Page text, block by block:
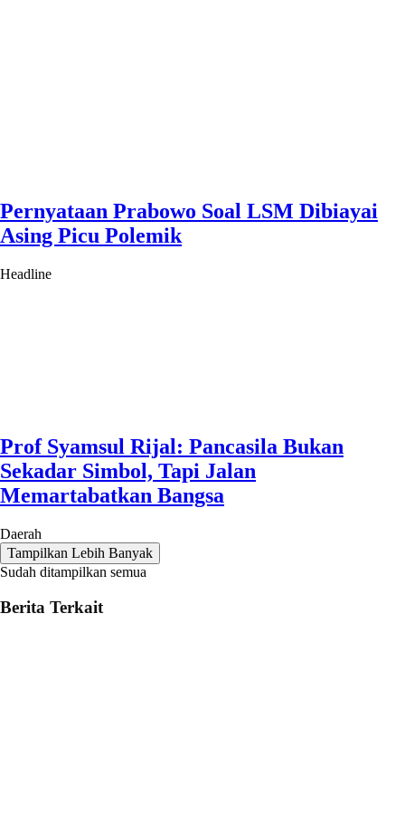
Pernyataan Prabowo Soal LSM Dibiayai
Asing Picu Polemik
Headline
Prof Syamsul Rijal: Pancasila Bukan
Sekadar Simbol, Tapi Jalan
Memartabatkan Bangsa
Daerah
Tampilkan Lebih Banyak
Sudah ditampilkan semua
Berita Terkait